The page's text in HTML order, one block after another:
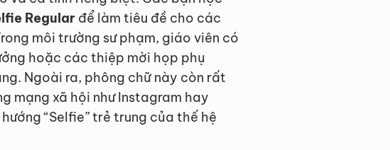
Regular để làm tiêu đề cho các
môi trường sư phạm, giáo viên có
hoặc các thiệp mời họp phụ
Ngoài ra, phông chữ này còn rất
mạng xã hội như Instagram hay
“Selfie” trẻ trung của thế hệ